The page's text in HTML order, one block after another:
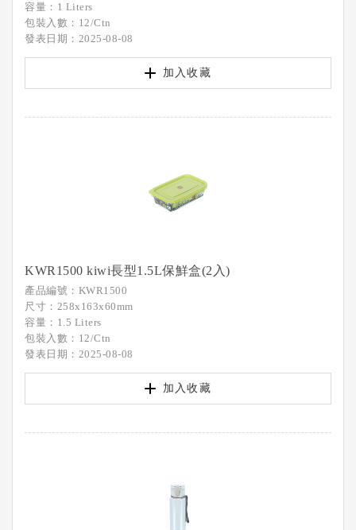
容量：1 Liters
包裝入數：12/Ctn
發表日期：2025-08-08
加入收藏
KWR1500 kiwi長型1.5L保鮮盒(2入)
產品編號：KWR1500
尺寸：258x163x60mm
容量：1.5 Liters
包裝入數：12/Ctn
發表日期：2025-08-08
加入收藏